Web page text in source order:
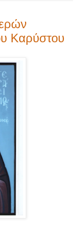
Καρύστου